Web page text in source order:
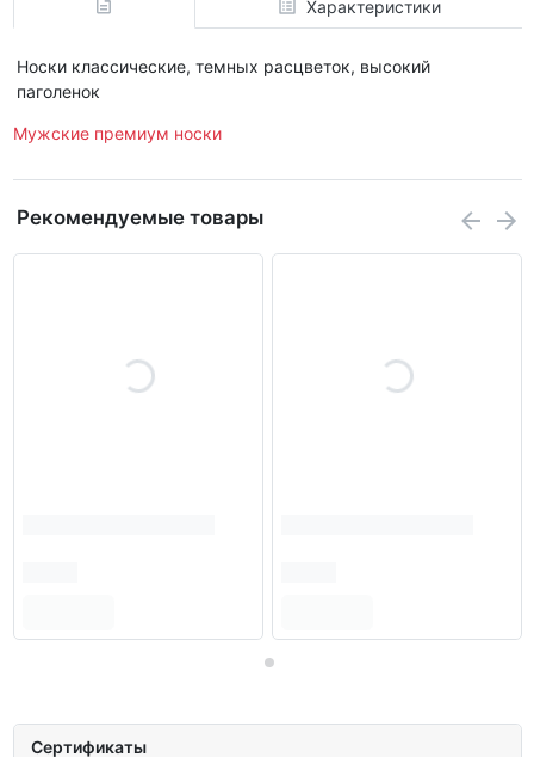
Характеристики
Носки классические, темных расцветок, высокий
паголенок
Мужские премиум носки
Рекомендуемые товары
Сертификаты